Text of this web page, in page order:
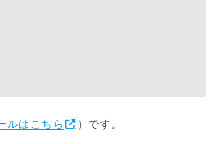
ルはこちら ）です。